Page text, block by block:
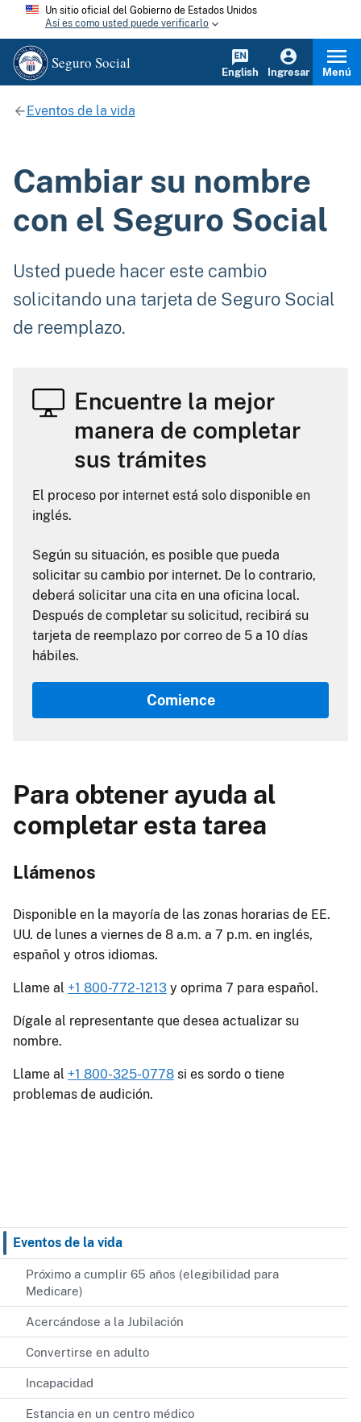
Un sitio oficial del Gobierno de Estados Unidos
Así es como usted puede verificarlo
Seguro Social
English Ingresar Menú
Eventos de la vida
Eventos de la vida
Próximo a cumplir 65 años (elegibilidad para
Medicare)
Acercándose a la Jubilación
Convertirse en adulto
Incapacidad
Estancia en un centro médico
Cambiar su nombre
con el Seguro Social
Usted puede hacer este cambio
solicitando una tarjeta de Seguro Social
de reemplazo.
Encuentre la mejor
manera de completar
sus trámites
El proceso por internet está solo disponible en
inglés.
Según su situación, es posible que pueda
solicitar su cambio por internet. De lo contrario,
deberá solicitar una cita en una oficina local.
Después de completar su solicitud, recibirá su
tarjeta de reemplazo por correo de 5 a 10 días
hábiles.
Comience
Para obtener ayuda al
completar esta tarea
Llámenos
Disponible en la mayoría de las zonas horarias de EE.
UU. de lunes a viernes de 8 a.m. a 7 p.m. en inglés,
español y otros idiomas.
Llame al +1 800-772-1213 y oprima 7 para español.
Dígale al representante que desea actualizar su
nombre.
Llame al +1 800-325-0778 si es sordo o tiene
problemas de audición.